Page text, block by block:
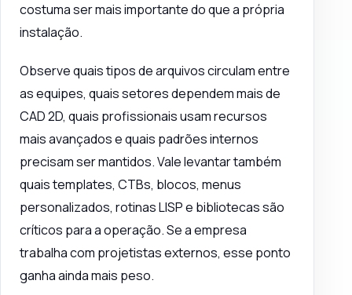
costuma ser mais importante do que a própria
instalação.
Observe quais tipos de arquivos circulam entre
as equipes, quais setores dependem mais de
CAD 2D, quais profissionais usam recursos
mais avançados e quais padrões internos
precisam ser mantidos. Vale levantar também
quais templates, CTBs, blocos, menus
personalizados, rotinas LISP e bibliotecas são
críticos para a operação. Se a empresa
trabalha com projetistas externos, esse ponto
ganha ainda mais peso.